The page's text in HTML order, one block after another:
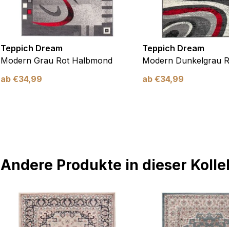
Teppich Dream
Modern Grau Rot Halbmond
ab €34,99
Teppich Dream
Modern Dunkelgrau
ab €34,99
Andere Produkte in dieser